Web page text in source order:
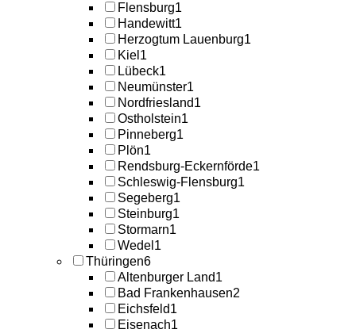
Flensburg1
Handewitt1
Herzogtum Lauenburg1
Kiel 1
Lübeck1
Neumünster1
Nordfriesland1
Ostholstein1
Pinneberg1
Plön1
Rendsburg-Eckernförde1
Schleswig-Flensburg1
Segeberg1
Steinburg1
Stormarn1
Wedel 1
Thüringen6
Altenburger Land1
Bad Frankenhausen2
Eichsfeld1
Eisenach1